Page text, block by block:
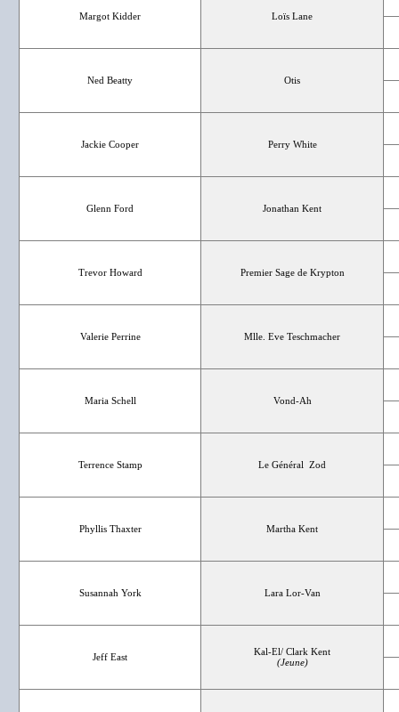
Margot Kidder Loïs Lane
Ned Beatty Otis
Jackie Cooper Perry White
Glenn Ford Jonathan Kent
Trevor Howard Premier Sage de Krypton
Valerie Perrine Mlle. Eve Teschmacher
Maria Schell Vond-Ah
Terrence Stamp Le Général Zod
Phyllis Thaxter Martha Kent
Susannah York Lara Lor-Van
Jeff East
Kal-El/ Clark Kent
(Jeune)